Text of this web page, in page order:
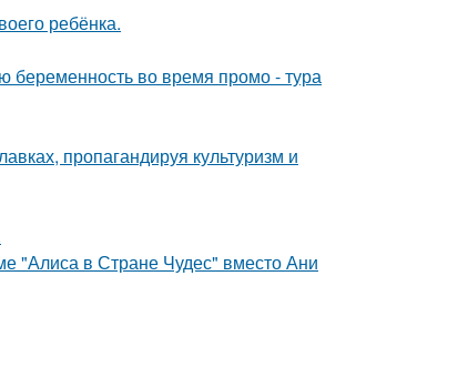
ребёнка.
беременность во время промо - тура
пропагандируя культуризм и
"Алиса в Стране Чудес" вместо Ани